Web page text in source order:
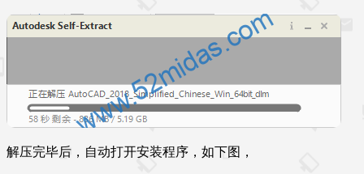
解压完毕后，自动打开安装程序，如下图，